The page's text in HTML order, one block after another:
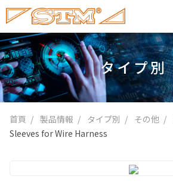
タイプ別
首頁 製品情報 タイプ別 その他
Sleeves for Wire Harness